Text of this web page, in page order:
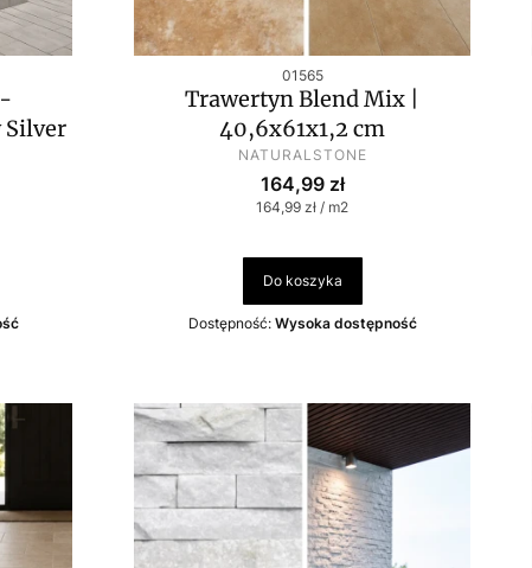
Silver
Kod produktu
01565
Trawertyn Blend Mix |
40,6x61x1,2 cm
PRODUCENT
NATURALSTONE
Cena
164,99 zł
Cena jednostkowa
164,99 zł / m2
Do koszyka
Dostępność: Wysoka dostępność